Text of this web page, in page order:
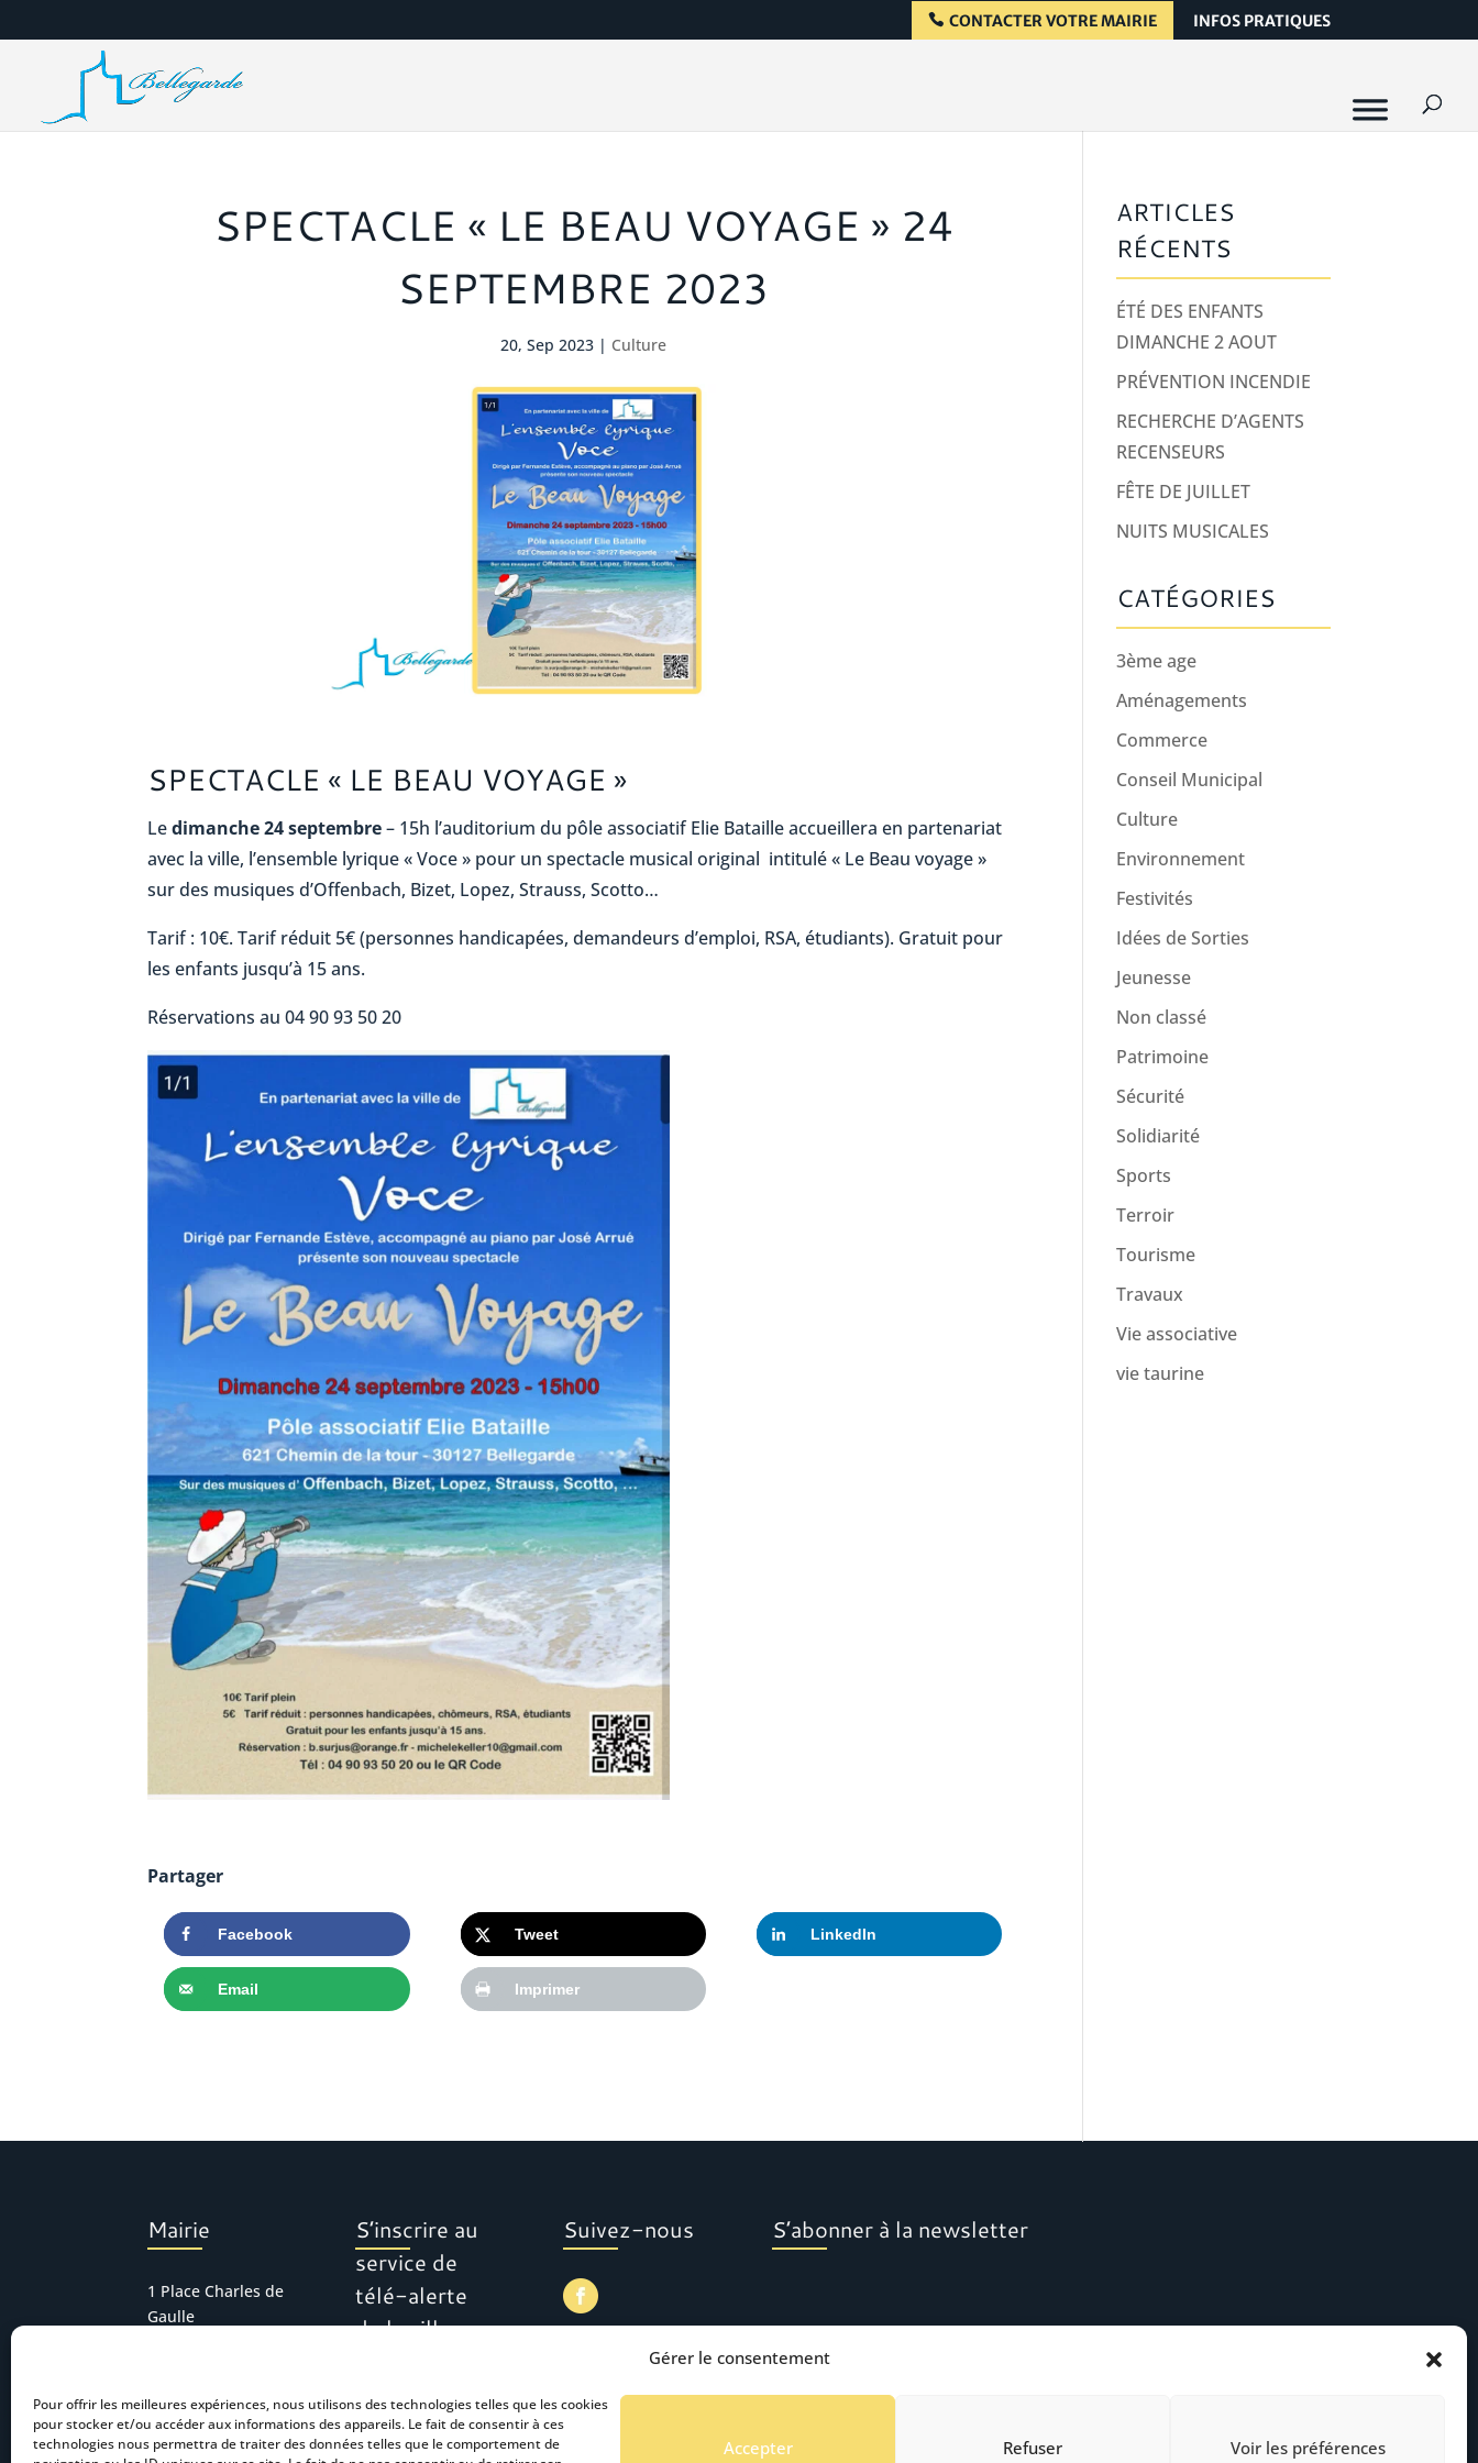
Gérer le consentement
Pour offrir les meilleures expériences, nous utilisons des technologies telles que les cookies
pour stocker et/ou accéder aux informations des appareils. Le fait de consentir à ces
technologies nous permettra de traiter des données telles que le comportement de
Accepter Refuser Voir les préférences
CONTACTER VOTRE MAIRIE INFOS PRATIQUES
SPECTACLE « LE BEAU VOYAGE » 24
SEPTEMBRE 2023
20, Sep 2023| Culture
SPECTACLE « LE BEAU VOYAGE »
Ledimanche 24 septembre– 15h l’auditorium du pôle associatif Elie Bataille accueillera en partenariat
avec la ville, l’ensemble lyrique « Voce » pour un spectacle musical original intitulé « Le Beau voyage »
sur des musiques d’Offenbach, Bizet, Lopez, Strauss, Scotto…
Tarif : 10€. Tarif réduit 5€ (personnes handicapées, demandeurs d’emploi, RSA, étudiants). Gratuit pour
les enfants jusqu’à 15 ans.
Réservations au 04 90 93 50 20
Partager
Facebook Tweet LinkedIn
Email Imprimer
ARTICLES
RÉCENTS
ÉTÉ DES ENFANTS
DIMANCHE 2 AOUT
PRÉVENTION INCENDIE
RECHERCHE D’AGENTS
RECENSEURS
FÊTE DE JUILLET
NUITS MUSICALES
CATÉGORIES
3ème age
Aménagements
Commerce
Conseil Municipal
Culture
Environnement
Festivités
Idées de Sorties
Jeunesse
Non classé
Patrimoine
Sécurité
Solidiarité
Sports
Terroir
Tourisme
Travaux
Vie associative
vie taurine
Mairie
1 Place Charles de
Gaulle
mairie.accueil@bel
legarde.fr
S’inscrire au
service de
télé-alerte
de la ville
Suivez-nous S’abonner à la newsletter